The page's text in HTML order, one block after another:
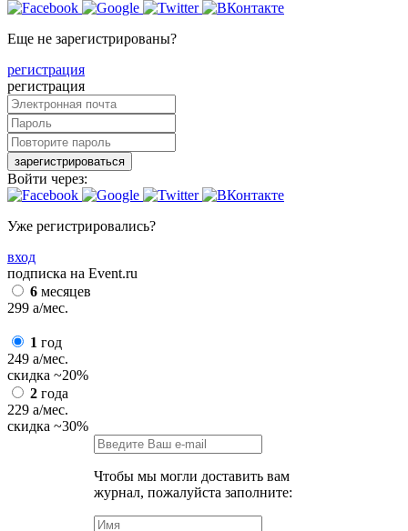
Еще не зарегистрированы?
регистрация
регистрация
зарегистрироваться
Войти через:
Уже регистрировались?
вход
подписка на Event.ru
6 месяцев
299 a/мес.
1 год
249 a/мес.
скидка ~20%
2 года
229 a/мес.
скидка ~30%
Чтобы мы могли доставить вам
журнал, пожалуйста заполните: